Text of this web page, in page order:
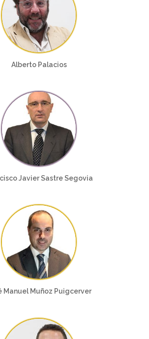
Alberto Palacios
Javier Sastre Segovia
Manuel Muñoz Puigcerver